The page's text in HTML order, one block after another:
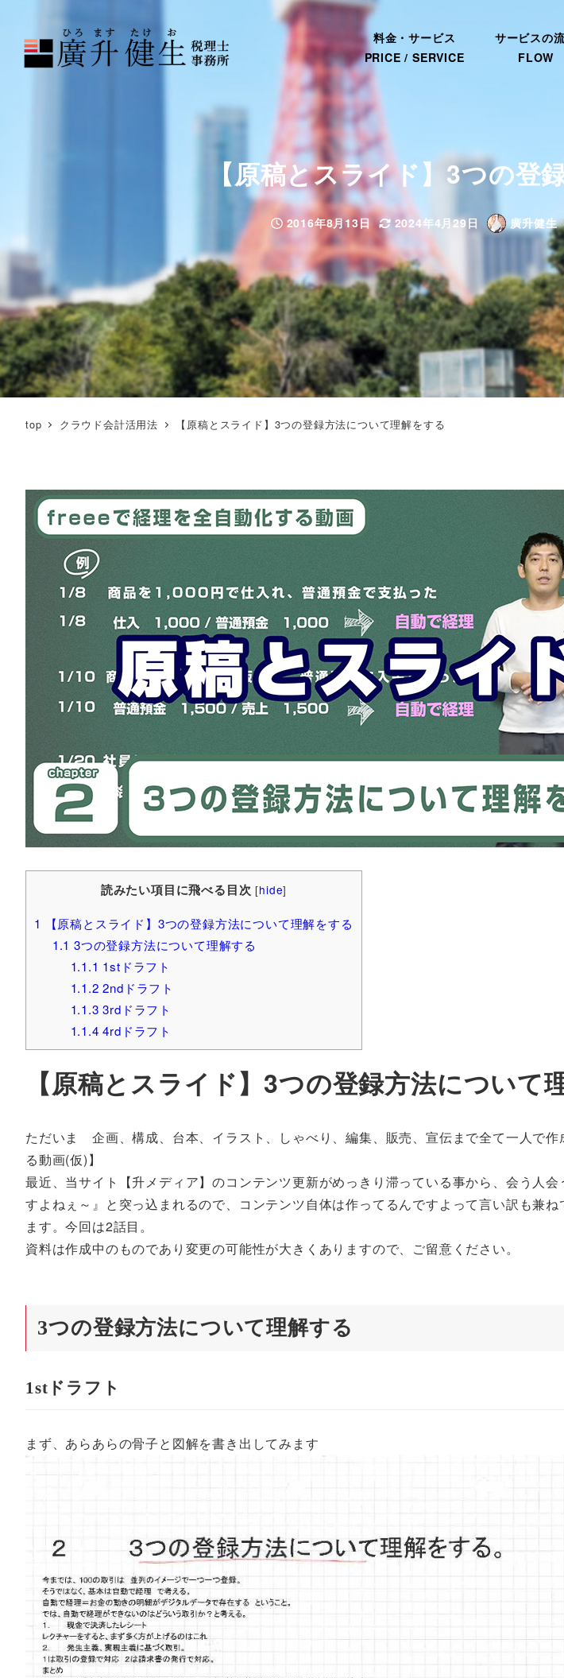
料金・サービス
PRICE / SERVICE
サービスの
FLOW
【原稿とスライド】3つの登
投稿日
2016年8月13日
更新日
2024年4月29日
著
廣升健生
top クラウド会計活用法 【原稿とスライド】3つの登録方法について理解をする
読みたい項目に飛べる目次 [hide]
1
【原稿とスライド】3つの登録方法について理解をする
1.1 3つの登録方法について理解する
1.1.1 1stドラフト
1.1.2 2ndドラフト
1.1.3 3rdドラフト
1.1.4 4rdドラフト
【原稿とスライド】3つの登録方法について
ただいま 企画、構成、台本、イラスト、しゃべり、編集、販売、宣伝まで全て一人で
る動画(仮)】
最近、当サイト【升メディア】のコンテンツ更新がめっきり滞っている事から、会う人
すよねぇ～』と突っ込まれるので、コンテンツ自体は作ってるんですよって言い訳も兼
ます。今回は2話目。
資料は作成中のものであり変更の可能性が大きくありますので、ご留意ください。
3つの登録方法について理解する
1stドラフト
まず、あらあらの骨子と図解を書き出してみます